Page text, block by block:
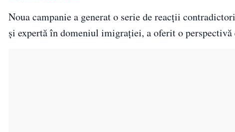
Noua campanie a generat o serie de reacții
și expertă în domeniul imigrației, a oferit o